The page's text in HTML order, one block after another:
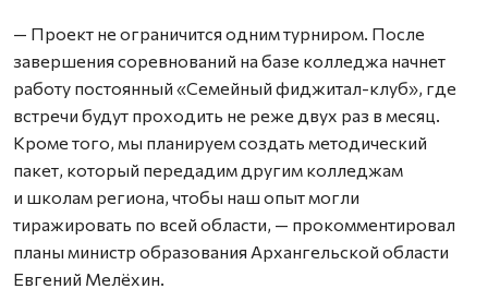
— Проект не ограничится одним турниром. После
завершения соревнований на базе колледжа начнет
работу постоянный «Семейный фиджитал-клуб», где
встречи будут проходить не реже двух раз в месяц.
Кроме того, мы планируем создать методический
пакет, который передадим другим колледжам
и школам региона, чтобы наш опыт могли
тиражировать по всей области, — прокомментировал
планы министр образования Архангельской области
Евгений Мелёхин.